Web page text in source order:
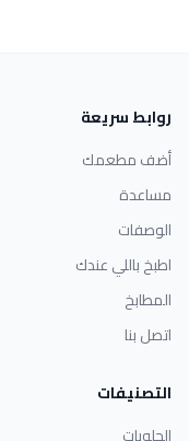
روابط سريعة
أضف مطعمك
مساعدة
الوصفات
اطبخ باللي عندك
المطابخ
اتصل بنا
التصنيفات